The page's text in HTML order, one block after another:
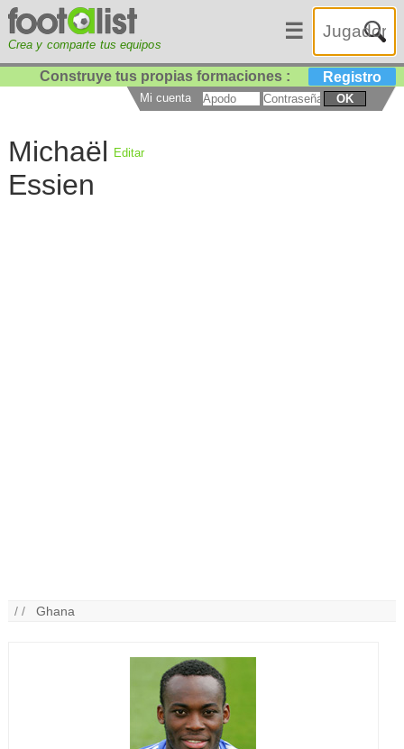
Crea y comparte tus equipos
☰
Construye tus propias formaciones : Registro
Mi cuenta OK
Michaël
Essien
Editar
/ /Ghana